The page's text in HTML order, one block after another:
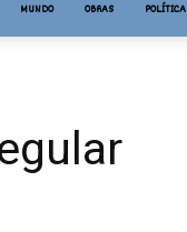
MUNDO OBRAS POLÍTICA